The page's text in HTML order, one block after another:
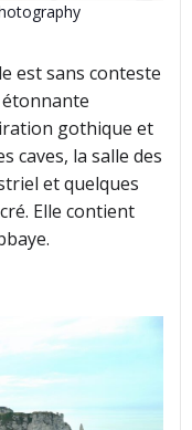
est sans conteste
étonnante
gothique et
caves, la salle des
et quelques
Elle contient